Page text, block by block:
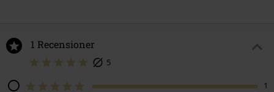
1 Recensioner
5
1